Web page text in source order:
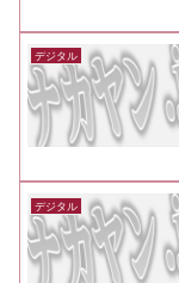
デジタル
デジタル